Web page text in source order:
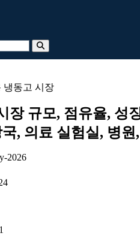
냉동고 시장
장 규모, 점유율, 성
, 의료 실험실, 병
2026